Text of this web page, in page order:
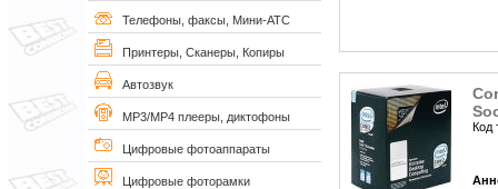
Телефоны, факсы, Мини-АТС
Принтеры, Сканеры, Копиры
Автозвук
MP3/MP4 плееры, диктофоны
Цифровые фотоаппараты
Цифровые фоторамки
Код